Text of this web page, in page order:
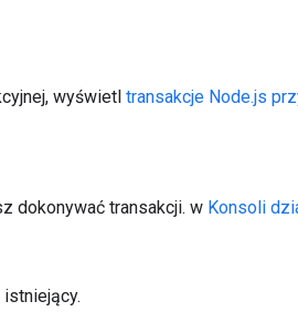
wyświetl transakcje Node.js
dokonywać transakcji. w Konsoli
istniejący.